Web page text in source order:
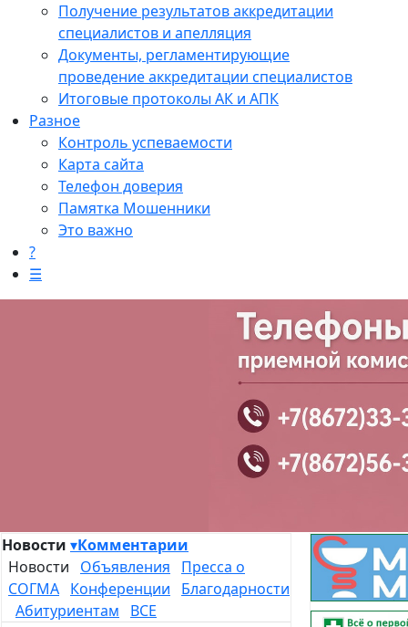
Получение результатов аккредитации
специалистов и апелляция
Документы, регламентирующие
проведение аккредитации специалистов
Итоговые протоколы АК и АПК
Разное
Контроль успеваемости
Карта сайта
Телефон доверия
Памятка Мошенники
Это важно
?
☰
Новости ▾Комментарии
Новости Объявления
Пресса о
СОГМА Конференции
Благодарности
Абитуриентам
ВСЕ